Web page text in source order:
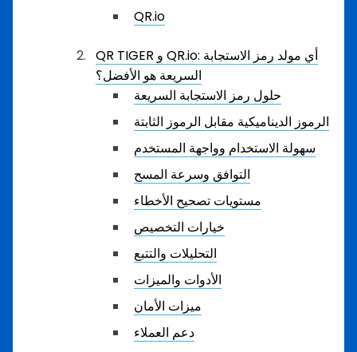
QR.io
QR TIGER و QR.io: أي مولد رمز الاستجابة
السريعة هو الأفضل؟
حلول رمز الاستجابة السريعة
الرموز الديناميكية مقابل الرموز الثابتة
سهولة الاستخدام وواجهة المستخدم
التوافق وسرعة المسح
مستويات تصحيح الأخطاء
خيارات التخصيص
التحليلات والتتبع
الأدوات والميزات
ميزات الأمان
دعم العملاء